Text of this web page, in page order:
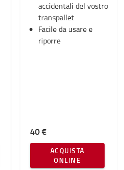
accidentali del vostro
transpallet
Facile da usare e
riporre
40 €
ACQUISTA
ONLINE